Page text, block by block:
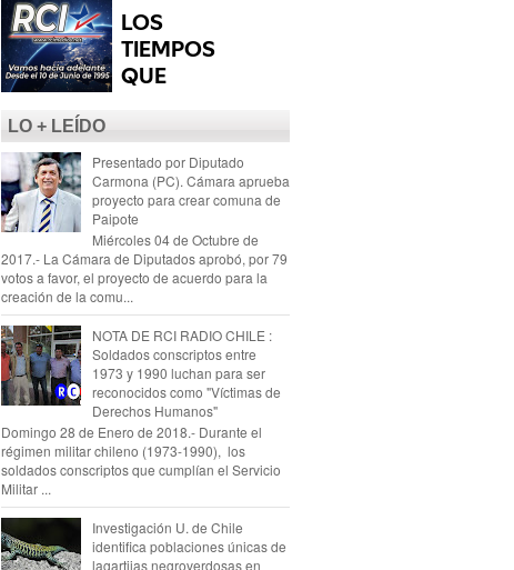
LO + LEÍDO
Presentado por Diputado
Carmona (PC). Cámara aprueba
proyecto para crear comuna de
Paipote
Miércoles 04 de Octubre de
2017.- La Cámara de Diputados aprobó, por 79
votos a favor, el proyecto de acuerdo para la
creación de la comu...
NOTA DE RCI RADIO CHILE :
Soldados conscriptos entre
1973 y 1990 luchan para ser
reconocidos como "Víctimas de
Derechos Humanos"
Domingo 28 de Enero de 2018.- Durante el
régimen militar chileno (1973-1990), los
soldados conscriptos que cumplían el Servicio
Militar ...
Investigación U. de Chile
identifica poblaciones únicas de
lagartijas negroverdosas en